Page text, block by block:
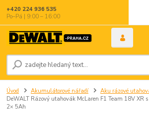
+420 224 936 535
Po–Pá | 9:00 – 16:00
Úvod Akumulátorové nářadí Aku rázové
DeWALT Rázový utahovák McLaren F1 Team 18V XR
2× 5Ah